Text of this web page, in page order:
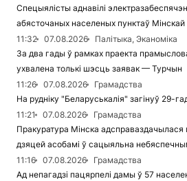
Спецыялісты аднавілі
абясточаных населеных пунктаў Мінскай
11:32
07.08.2026
Палітыка, Эканоміка
За два гады ў рамках праекта
ухвалена толькі шэсць заявак — Турчын
11:26
07.08.2026
Грамадства
На рудніку "Беларуськалія" загінуў 29-
11:21
07.08.2026
Грамадства
Пракуратура Мінска адсправаздачылася
дзяцей асобамі ў сацыяльна
11:16
07.08.2026
Грамадства
Ад непагадзі пацярпелі дамы ў 57